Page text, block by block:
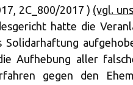
2C_800/2017 ) (vgl.
hatte die
Solidarhaftung
Aufhebung aller
gegen den